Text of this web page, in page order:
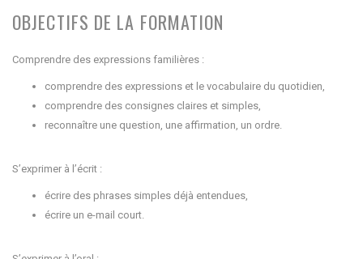
OBJECTIFS DE LA FORMATION
Comprendre des expressions familières :
comprendre des expressions et le vocabulaire du quotidien,
comprendre des consignes claires et simples,
reconnaître une question, une affirmation, un ordre.
S’exprimer à l’écrit :
écrire des phrases simples déjà entendues,
écrire un e-mail court.